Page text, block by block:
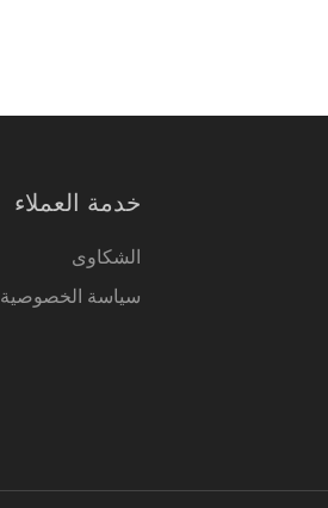
خدمة العملاء
الشكاوى
سياسة الخصوصية